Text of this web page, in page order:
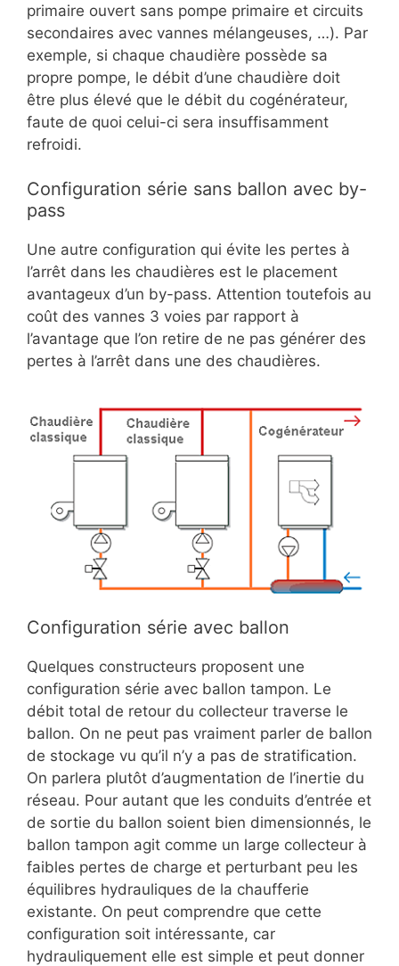
primaire ouvert sans pompe primaire et circuits
secondaires avec vannes mélangeuses, …). Par
exemple, si chaque chaudière possède sa
propre pompe, le débit d’une chaudière doit
être plus élevé que le débit du cogénérateur,
faute de quoi celui-ci sera insuffisamment
refroidi.
Configuration série sans ballon avec by-
pass
Une autre configuration qui évite les pertes à
l’arrêt dans les chaudières est le placement
avantageux d’un by-pass. Attention toutefois au
coût des vannes 3 voies par rapport à
l’avantage que l’on retire de ne pas générer des
pertes à l’arrêt dans une des chaudières.
Configuration série avec ballon
Quelques constructeurs proposent une
configuration série avec ballon tampon. Le
débit total de retour du collecteur traverse le
ballon. On ne peut pas vraiment parler de ballon
de stockage vu qu’il n’y a pas de stratification.
On parlera plutôt d’augmentation de l’inertie du
réseau. Pour autant que les conduits d’entrée et
de sortie du ballon soient bien dimensionnés, le
ballon tampon agit comme un large collecteur à
faibles pertes de charge et perturbant peu les
équilibres hydrauliques de la chaufferie
existante. On peut comprendre que cette
configuration soit intéressante, car
hydrauliquement elle est simple et peut donner